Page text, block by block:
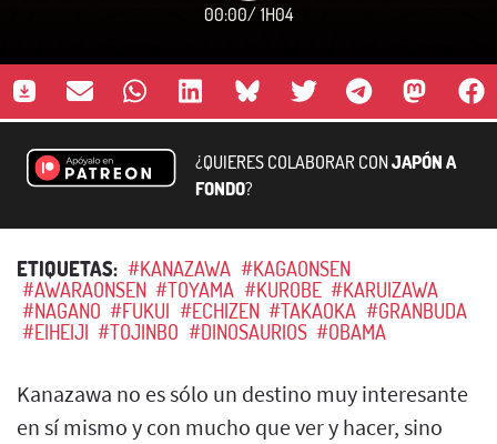
00:00/ 1H04
¿QUIERES COLABORAR CONJAPÓN A
FONDO?
ETIQUETAS: #KANAZAWA #KAGAONSEN
#AWARAONSEN #TOYAMA #KUROBE #KARUIZAWA
#NAGANO #FUKUI #ECHIZEN #TAKAOKA #GRANBUDA
#EIHEIJI #TOJINBO #DINOSAURIOS #OBAMA
Kanazawa no es sólo un destino muy interesante
en sí mismo y con mucho que ver y hacer, sino